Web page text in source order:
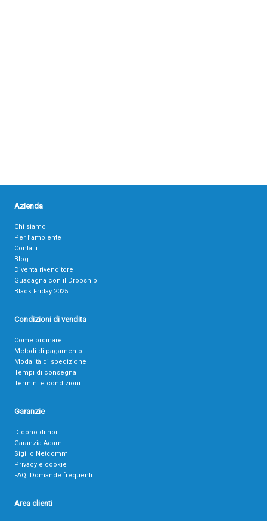
Azienda
Chi siamo
Per l’ambiente
Contatti
Blog
Diventa rivenditore
Guadagna con il Dropship
Black Friday 2025
Condizioni di vendita
Come ordinare
Metodi di pagamento
Modalità di spedizione
Tempi di consegna
Termini e condizioni
Garanzie
Dicono di noi
Garanzia Adam
Sigillo Netcomm
Privacy e cookie
FAQ: Domande frequenti
Area clienti